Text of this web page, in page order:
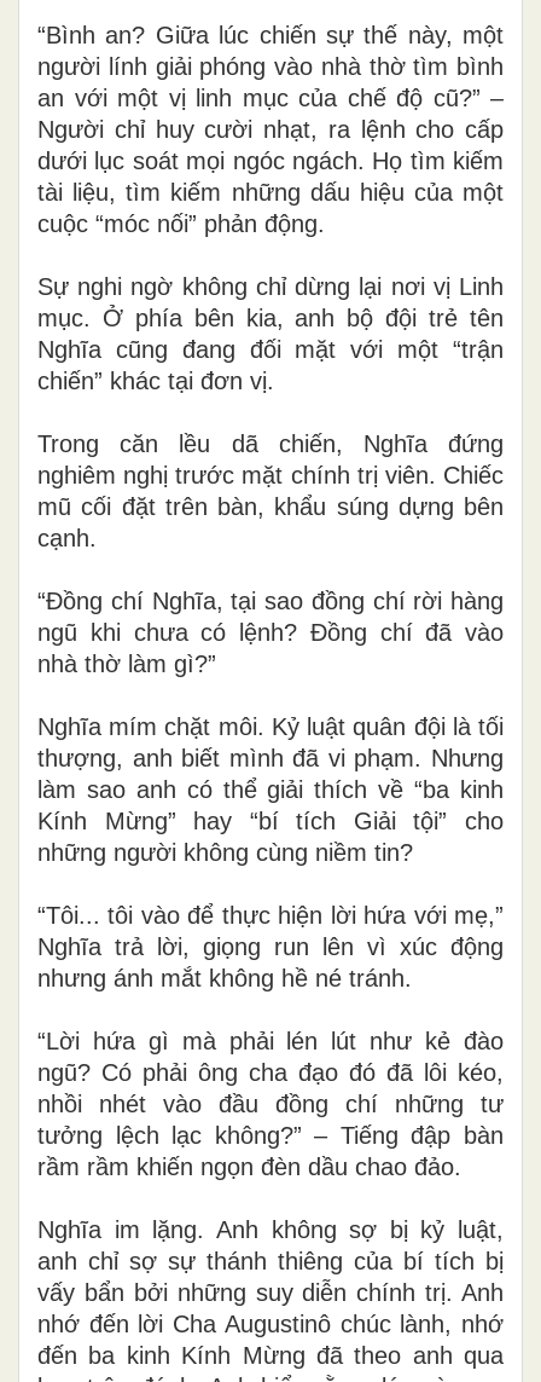
“Bình an? Giữa lúc chiến sự thế này, một
người lính giải phóng vào nhà thờ tìm bình
an với một vị linh mục của chế độ cũ?” –
Người chỉ huy cười nhạt, ra lệnh cho cấp
dưới lục soát mọi ngóc ngách. Họ tìm kiếm
tài liệu, tìm kiếm những dấu hiệu của một
cuộc “móc nối” phản động.
Sự nghi ngờ không chỉ dừng lại nơi vị Linh
mục. Ở phía bên kia, anh bộ đội trẻ tên
Nghĩa cũng đang đối mặt với một “trận
chiến” khác tại đơn vị.
Trong căn lều dã chiến, Nghĩa đứng
nghiêm nghị trước mặt chính trị viên. Chiếc
mũ cối đặt trên bàn, khẩu súng dựng bên
cạnh.
“Đồng chí Nghĩa, tại sao đồng chí rời hàng
ngũ khi chưa có lệnh? Đồng chí đã vào
nhà thờ làm gì?”
Nghĩa mím chặt môi. Kỷ luật quân đội là tối
thượng, anh biết mình đã vi phạm. Nhưng
làm sao anh có thể giải thích về “ba kinh
Kính Mừng” hay “bí tích Giải tội” cho
những người không cùng niềm tin?
“Tôi... tôi vào để thực hiện lời hứa với mẹ,”
Nghĩa trả lời, giọng run lên vì xúc động
nhưng ánh mắt không hề né tránh.
“Lời hứa gì mà phải lén lút như kẻ đào
ngũ? Có phải ông cha đạo đó đã lôi kéo,
nhồi nhét vào đầu đồng chí những tư
tưởng lệch lạc không?” – Tiếng đập bàn
rầm rầm khiến ngọn đèn dầu chao đảo.
Nghĩa im lặng. Anh không sợ bị kỷ luật,
anh chỉ sợ sự thánh thiêng của bí tích bị
vấy bẩn bởi những suy diễn chính trị. Anh
nhớ đến lời Cha Augustinô chúc lành, nhớ
đến ba kinh Kính Mừng đã theo anh qua